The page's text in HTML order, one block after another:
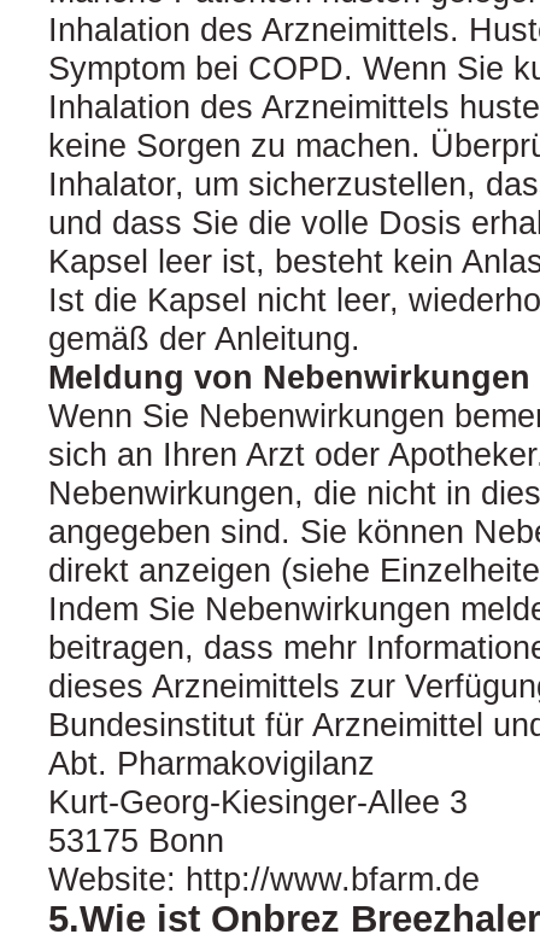
Inhalation des Arzneimittels.
Symptom bei COPD. Wenn Sie
Inhalation des Arzneimittels
keine Sorgen zu machen.
Inhalator, um sicherzustellen,
und dass Sie die volle Dosis
Kapsel leer ist, besteht kein
Ist die Kapsel nicht leer,
gemäß der Anleitung.
Meldung von Nebenwirkungen
Wenn Sie Nebenwirkungen
sich an Ihren Arzt oder
Nebenwirkungen, die nicht in
angegeben sind. Sie können
direkt anzeigen (siehe
Indem Sie Nebenwirkungen
beitragen, dass mehr
dieses Arzneimittels zur
Bundesinstitut für Arzneimittel
Abt. Pharmakovigilanz
Kurt-Georg-Kiesinger-Allee 3
53175 Bonn
Website: http://www.bfarm.de
5.Wie ist Onbrez